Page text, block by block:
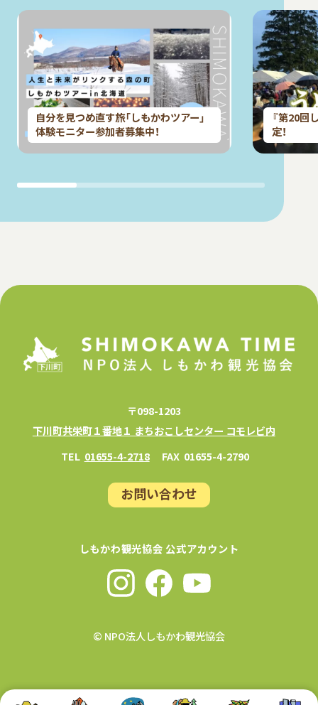
自分を見つめ直す旅「しもかわツアー」
体験モニター参加者募集中！
『第20回
定！
〒098-1203
下川町共栄町１番地１ まちおこしセンター コモレビ内
TEL 01655-4-2718 FAX 01655-4-2790
お問い合わせ
しもかわ観光協会 公式アカウント
© NPO法人しもかわ観光協会